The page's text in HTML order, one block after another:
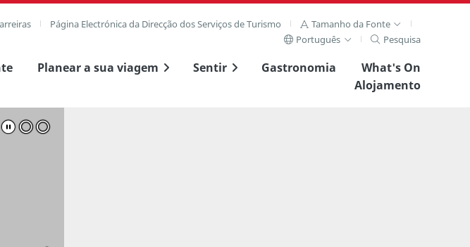
Página Electrónica da Direcção dos Serviços de Turismo
Tamanho da Fonte
Português
Pesquisa
Planear a sua viagem Sentir Gastronomia
What's On
Alojamento